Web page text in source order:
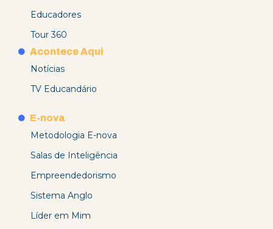
Educadores
Tour 360
Acontece Aqui
Notícias
TV Educandário
E-nova
Metodologia E-nova
Salas de Inteligência
Empreendedorismo
Sistema Anglo
Líder em Mim